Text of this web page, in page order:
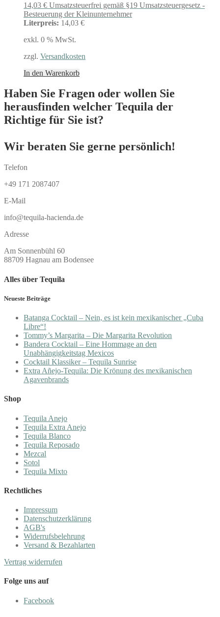
14,03 € Umsatzsteuerfrei gemäß §19 Umsatzsteuergesetz -
Besteuerung der Kleinunternehmer
Literpreis: 14,03 €
exkl. 0 % MwSt.
zzgl. Versandkosten
In den Warenkorb
Haben Sie Fragen oder wollen Sie
herausfinden welcher Tequila der
Richtige für Sie ist?
Wir beraten Sie gerne persönlich!
Telefon
+49 171 2087407
E-Mail
info@tequila-hacienda.de
Adresse
Am Sonnenbühl 60
88709 Hagnau am Bodensee
Alles über Tequila
Neueste Beiträge
Batanga Cocktail – Nein, es ist kein mexikanischer „Cuba
Libre“!
Tommy’s Margarita – Die Margarita Revolution
Bandera Cocktail – Eine Hommage an den
Unabhängigkeitstag Mexicos
Cocktail Klassiker – Tequila Sunrise
Extra Añejo-Tequila: Die Krönung des mexikanischen
Agavenbrands
Shop
Tequila Anejo
Tequila Extra Anejo
Tequila Blanco
Tequila Reposado
Mezcal
Sotol
Tequila Mixto
Rechtliches
Impressum
Datenschutzerklärung
AGB's
Widerrufsbelehrung
Versand & Bezahlarten
Vertrag widerrufen
Folge uns auf
Facebook